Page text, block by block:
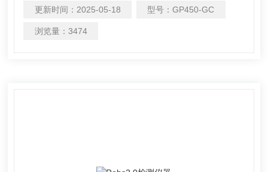
分析结果，更加简单快捷。RoHS2.0 PY-GC热裂解邻苯4P
测试仪是不错的选择。
更新时间： 2025-05-18 型号：GP450-GC
浏览量： 3474